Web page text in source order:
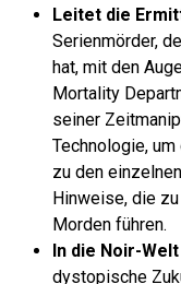
Leitet die
Serienmörder,
hat, mit den
Mortality
seiner
Technologie,
zu den
Hinweise, die
Morden führen.
In die Noir-
dystopische